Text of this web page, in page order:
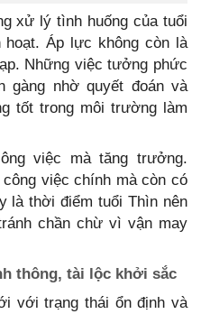
xử lý tình huống của tuổi
Áp lực không còn là
Những việc tưởng phức
gàng nhờ quyết đoán và
tốt trong môi trường làm
việc mà tăng trưởng.
việc chính mà còn có
là thời điểm tuổi Thìn nên
chần chừ vì vận may
thông, tài lộc khởi sắc
với trạng thái ổn định và